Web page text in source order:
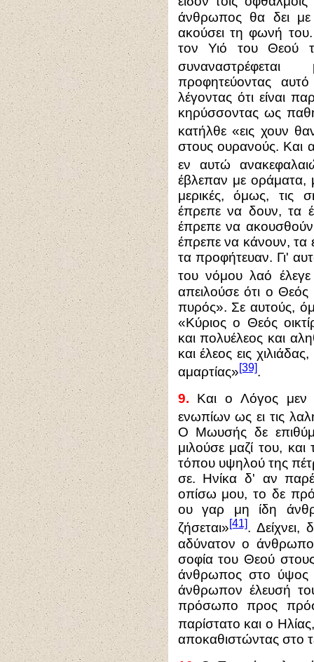
άνθρωπος θα δει
ακούσει τη φωνή
τον Υιό του Θεού
προφητεύοντας
λέγοντας ότι είναι
κηρύσσοντας ως
κατήλθε «εις χουν
στους ουρανούς. Και
εν αυτώ
έβλεπαν με οράματα,
μερικές, όμως, τις
έπρεπε να δουν, τα
έπρεπε να
έπρεπε να κάνουν, τα
τα προφήτευαν. Γι'
του νόμου λαό
απειλούσε ότι ο
πυρός». Σε αυτούς,
«Κύριος ο Θεός
και πολυέλεος και
και έλεος εις
αμαρτίας»[39].
9. Και ο Λόγος μεν
ενωπίων ως ει τις
Ο Μωυσής δε
μιλούσε μαζί του,
τόπου υψηλού της
σε. Ηνίκα δ' αν
οπίσω μου, το δε
ου γαρ μη ίδη
ζήσεται»[41]. Δείχνει,
αδύνατον ο
σοφία του Θεού
άνθρωπος στο ύψος
άνθρωπον έλευσή
πρόσωπο προς
παρίστατο και ο
αποκαθιστώντας στο